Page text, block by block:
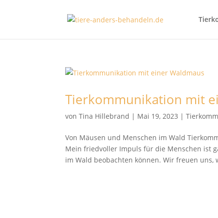
Tierkommunikation mit
vonTina Hillebrand | Mai 19, 2023 |
Von Mäusen und Menschen im Wald
Mein friedvoller Impuls für die Menschen ist
im Wald beobachten können. Wir freuen uns,